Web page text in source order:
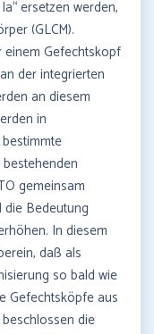
ersetzen werden,
(GLCM).
einem Gefechtskopf
der integrierten
an diesem
in
gemeinsam
Bedeutung
In diesem
daß als
so bald wie
Gefechtsköpfe aus
die